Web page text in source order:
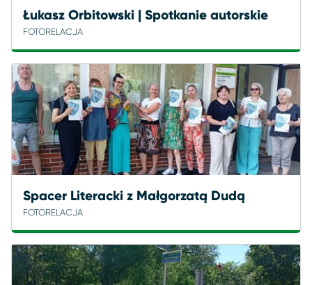
Łukasz Orbitowski | Spotkanie autorskie
FOTORELACJA
Spacer Literacki z Małgorzatą Dudą
FOTORELACJA